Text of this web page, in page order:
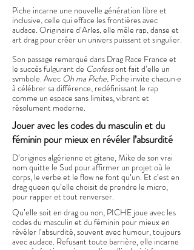
Piche incarne une nouvelle génération libre et
inclusive, celle qui efface les frontières avec
audace. Originaire d’Arles, elle mêle rap, danse et
art drag pour créer un univers puissant et singulier.
Son passage remarqué dans Drag Race France et
le succès fulgurant de Confessont fait d’elle un
symbole. Avec Oh ma Piche, Piche invite chacun·e
à célébrer sa différence, redéfinissant le rap
comme un espace sans limites, vibrant et
résolument moderne.
Jouer avec les codes du masculin et du
féminin pour mieux en révéler l’absurdité
D’origines algérienne et gitane, Mike de son vrai
nom quitte le Sud pour affirmer un projet où le
corps, le verbe et le flow ne font qu’un. Et c’est en
drag queen qu’elle choisit de prendre le micro,
pour rapper et tout renverser.
Qu’elle soit en drag ou non, PICHE joue avec les
codes du masculin et du féminin pour mieux en
révéler l’absurdité, souvent avec humour, toujours
avec audace. Refusant toute barrière, elle incarne